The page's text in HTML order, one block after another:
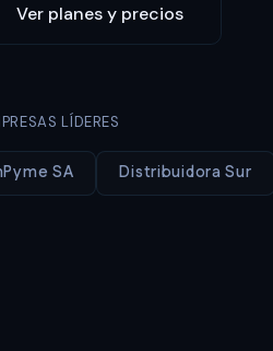
Ver planes y precios
LÍDERES
SA Distribuidora Sur